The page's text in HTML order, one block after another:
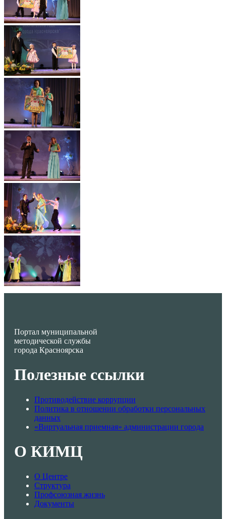
Портал муниципальной
методической службы
города Красноярска
Полезные ссылки
Противодействие коррупции
Политика в отношении обработки персональных
данных
«Виртуальная приемная» администрации города
О КИМЦ
О Центре
Структура
Профсоюзная жизнь
Документы